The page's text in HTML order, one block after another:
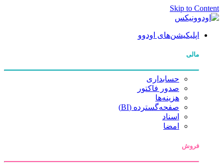
Skip to Content
اپلیکیشن‌های اودوو
مالی
حسابداری
صدور فاکتور
هزینه‌ها
صفحه‌گسترده (BI)
اسناد
امضا
فروش